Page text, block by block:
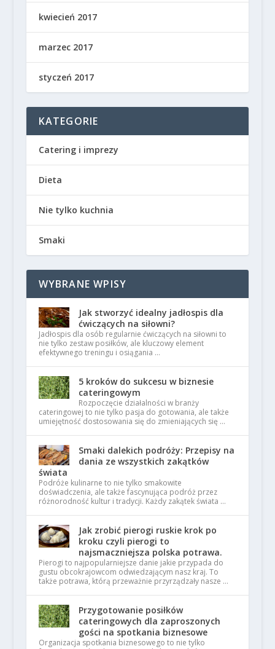
kwiecień 2017
marzec 2017
styczeń 2017
KATEGORIE
Catering i imprezy
Dieta
Nie tylko kuchnia
Smaki
WYBRANE WPISY
Jak stworzyć idealny jadłospis dla
ćwiczących na siłowni?
Jadłospis dla osób regularnie ćwiczących na siłowni to
nie tylko zestaw posiłków, ale kluczowy element
efektywnego treningu i osiągania …
5 kroków do sukcesu w biznesie
cateringowym
Rozpoczęcie działalności w branży
cateringowej to nie tylko pasja do gotowania, ale także
umiejętność dostosowania się do zmieniających się …
Smaki dalekich podróży: Przepisy na
dania ze wszystkich zakątków
świata
Podróże kulinarne to nie tylko smakowite
doświadczenia, ale także fascynująca podróż przez
różnorodność kultur i tradycji. Każdy zakątek świata …
Jak zrobić pierogi ruskie krok po
kroku czyli pierogi to
najsmaczniejsza polska potrawa.
Pierogi to najpopularniejsze danie jakie przypada do
gustu obcokrajowcom odwiedzającym nasz kraj. To
także potrawa, którą przeważnie przyrządzały nasze …
Przygotowanie posiłków
cateringowych dla zaproszonych
gości na spotkania biznesowe
Organizacja spotkania biznesowego to nie tylko